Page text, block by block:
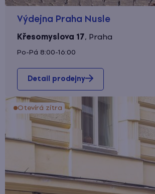
Výdejna Praha Nusle
Křesomyslova 17, Praha
Po-Pá 8:00-16:00
Detail prodejny
Otevírá zítra